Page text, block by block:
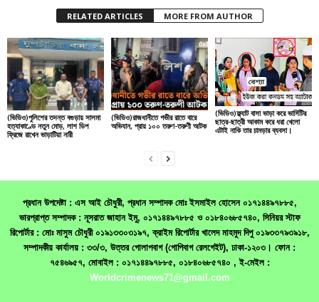
RELATED ARTICLES MORE FROM AUTHOR
(ভিডিও)পুলিশের তদন্ত বগুড়ায় সালমা
হত্যাকাণ্ডে নতুন মোড়, লাশ ডিপ
ফ্রিজে রাখেন ভাড়াটিয়া নারী
(ভিডিও)রাজধানীতে গভীর রাতে বারে
অভিযান, প্রায় ১০০ তরুণ-তরুণী আটক
(ভিডিও)ফ্ল্যাট বাসা ভাড়া করে ভার্সিটির
ছাত্র-ছাত্রী আকাম করে ধরা খেলো
এটাই নাকি তার চামড়ার ব্যবসা।
প্রধান উপদেষ্টা : এস আই চৌধুরী, প্রধান সম্পাদক মোঃ ইসমাইল হোসেন ০১৭১৪৪৯৭৮৮৫,
ভারপ্রাপ্ত সম্পাদক : নূসরাত জাহান ইমু, ০১৭১৪৪৯৭৮৮৫ ও ০১৮৪০৬৮৫৭৪০, সিনিয়র স্টাফ
রিপোর্টার : মোঃ মাসুম চৌধুরী ০১৯১৩৩০৩১৯৭, ক্রাইম রিপোর্টার খালেদ মাহমুদ দিপু ০১৯৩৩৭৯৩৯১৮,
সম্পাদকীয় কার্যালয় : ৩৩/৩, উত্তর গোলাপবাগ (গোপিবাগ রেলগেইট), ঢাকা-১২০৩। ফোন :
৭৫৪৬৯৫৭, মোবাইল : ০১৭১৪৪৯৭৮৮৫, ০১৮৪০৬৮৫৭৪০ , ই-মেইল :
Worldcrimenews71@gmail.com